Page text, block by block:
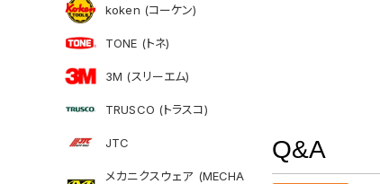
koken (コーケン)
TONE (トネ)
3M (スリーエム)
TRUSCO (トラスコ)
JTC
メカニクスウェア (MECHA
Q&A